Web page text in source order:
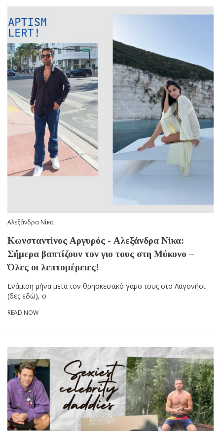
Αλεξάνδρα Νίκα
Κωνσταντίνος Αργυρός - Αλεξάνδρα Νίκα:
Σήμερα βαπτίζουν τον γιο τους στη Μύκονο –
Όλες οι λεπτομέρειες!
Ενάμιση μήνα μετά τον θρησκευτικό γάμο τους στο Λαγονήσι
(δες εδώ), ο
READ NOW